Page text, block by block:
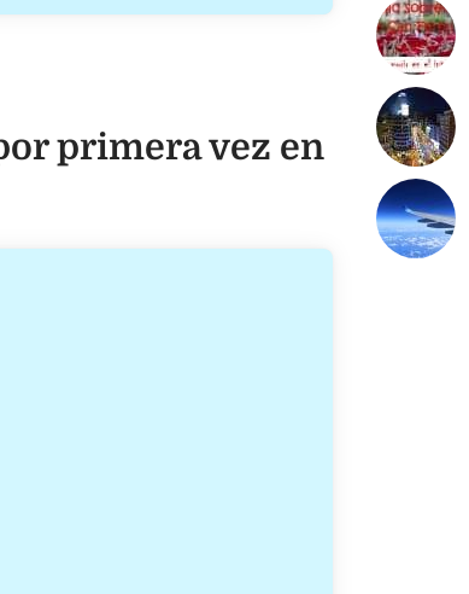
primera vez en